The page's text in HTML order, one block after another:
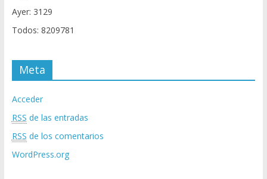
Ayer: 3129
Todos: 8209781
Meta
Acceder
RSS de las entradas
RSS de los comentarios
WordPress.org